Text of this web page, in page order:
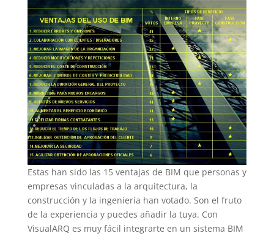
Estas han sido las 15 ventajas de BIM que personas y
empresas vinculadas a la arquitectura, la
construcción y la ingeniería han votado. Son el fruto
de la experiencia y puedes añadir la tuya. Con
VisualARQ es muy fácil integrarte en un sistema BIM